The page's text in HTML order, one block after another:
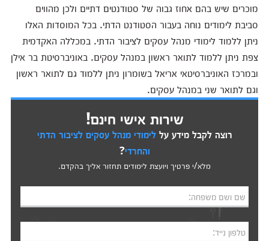
מוכרים שיש בהם אחוז גבוה של סטודנטים דתיים ולכן מהווים
סביבת לימודים נוחה בעבור הסטודנט הדתי. בכל המוסדות האלו
ניתן ללמוד לימודי מנהל עסקים לציבור הדתי. במכללה האקדמית
צפת ניתן ללמוד לתואר ראשון במנהל עסקים. באוניברסיטת בר אילן
ובמרכז האוניברסיטאי אריאל בשומרון ניתן ללמוד גם לתואר ראשון
וגם לתואר שני במנהל עסקים.
שירות אישי חינם!
רוצה לקבל מידע עללימודי מנהל עסקים לציבור הדתי
והחרדי?
מלא/י פרטיך ויועצת לימודים תחזור אליך בהקדם.
שם ושם משפחה:
טלפון נייד: